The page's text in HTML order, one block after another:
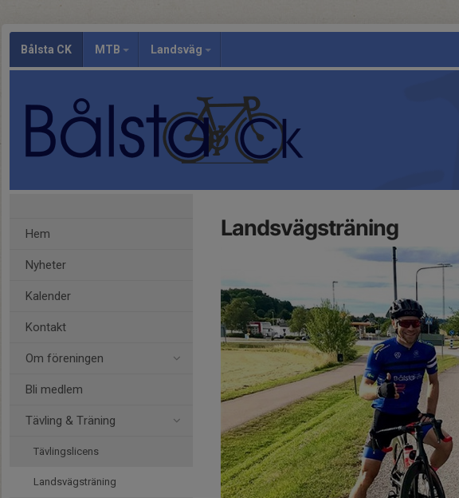
Bålsta CK MTB Landsväg
Hem
Nyheter
Kalender
Kontakt
Om föreningen
Bli medlem
Tävling & Träning
Tävlingslicens
Landsvägsträning
Landsvägsträning